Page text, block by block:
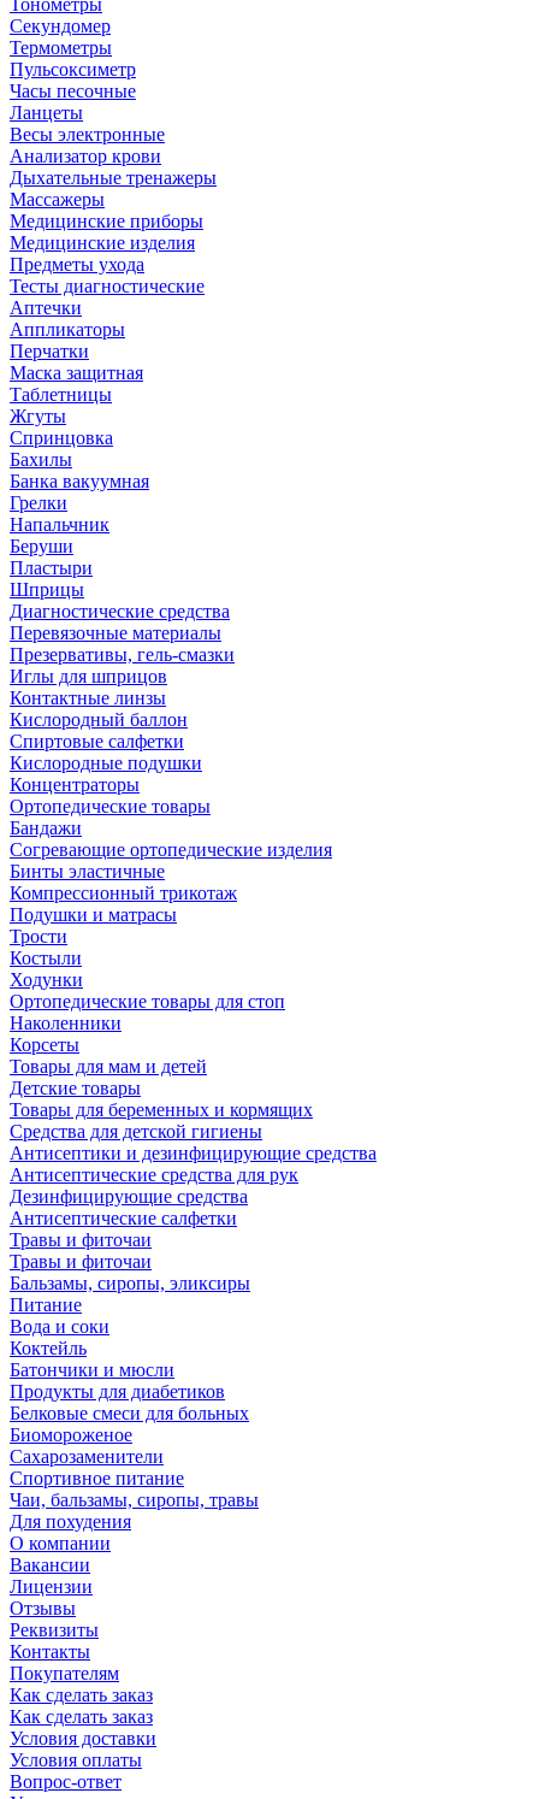
Тонометры
Секундомер
Термометры
Пульсоксиметр
Часы песочные
Ланцеты
Весы электронные
Анализатор крови
Дыхательные тренажеры
Массажеры
Медицинские приборы
Медицинские изделия
Предметы ухода
Тесты диагностические
Аптечки
Аппликаторы
Перчатки
Маска защитная
Таблетницы
Жгуты
Спринцовка
Бахилы
Банка вакуумная
Грелки
Напальчник
Беруши
Пластыри
Шприцы
Диагностические средства
Перевязочные материалы
Презервативы, гель-смазки
Иглы для шприцов
Контактные линзы
Кислородный баллон
Спиртовые салфетки
Кислородные подушки
Концентраторы
Ортопедические товары
Бандажи
Согревающие ортопедические изделия
Бинты эластичные
Компрессионный трикотаж
Подушки и матрасы
Трости
Костыли
Ходунки
Ортопедические товары для стоп
Наколенники
Корсеты
Товары для мам и детей
Детские товары
Товары для беременных и кормящих
Средства для детской гигиены
Антисептики и дезинфицирующие средства
Антисептические средства для рук
Дезинфицирующие средства
Антисептические салфетки
Травы и фиточаи
Травы и фиточаи
Бальзамы, сиропы, эликсиры
Питание
Вода и соки
Коктейль
Батончики и мюсли
Продукты для диабетиков
Белковые смеси для больных
Биомороженое
Сахарозаменители
Спортивное питание
Чаи, бальзамы, сиропы, травы
Для похудения
О компании
Вакансии
Лицензии
Отзывы
Реквизиты
Контакты
Покупателям
Как сделать заказ
Как сделать заказ
Условия доставки
Условия оплаты
Вопрос-ответ